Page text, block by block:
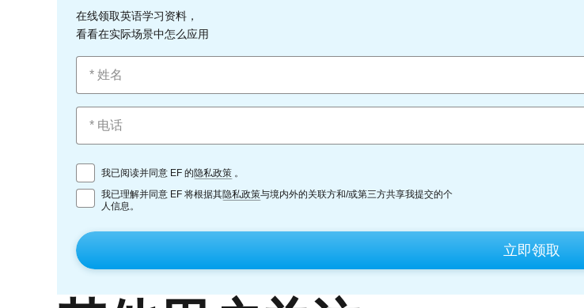
在线领取英语学习资料，
看看在实际场景中怎么应用
我已阅读并同意 EF 的隐私政策 。
我已理解并同意 EF 将根据其隐私政策与境内外的关联方和/或第三方共享我提交的个
人信息。
立即领取